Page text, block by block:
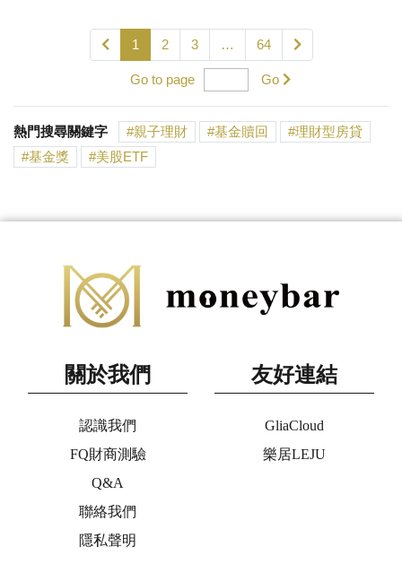
1 2 3 … 64
Go to page Go
熱門搜尋關鍵字 親子理財 基金贖回
理財型房貸
基金獎
美股ETF
關於我們
認識我們
FQ財商測驗
Q&A
聯絡我們
隱私聲明
友好連結
GliaCloud
樂居LEJU